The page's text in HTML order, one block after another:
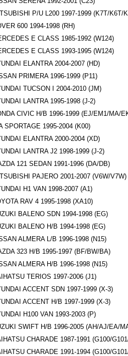
P/U L200 1997-1999 (K7T/K6T/
600 1994-1998 (RH)
E CLASS 1985-1992 (W124)
E CLASS 1993-1995 (W124)
ELANTRA 2004-2007 (HD)
PRIMERA 1996-1999 (P11)
TUCSON I 2004-2010 (JM)
LANTRA 1995-1998 (J-2)
CIVIC H/B 1996-1999 (EJ/EM1/MA/
SPORTAGE 1995-2004 (K00)
ELANTRA 2000-2004 (XD)
LANTRA J2 1998-1999 (J-2)
121 SEDAN 1991-1996 (DA/DB)
PAJERO 2001-2007 (V6W/V7W)
H1 VAN 1998-2007 (A1)
RAV 4 1995-1998 (XA10)
BALENO SDN 1994-1998 (EG)
BALENO H/B 1994-1998 (EG)
ALMERA L/B 1996-1998 (N15)
323 H/B 1995-1997 (BF/BW/BA)
ALMERA H/B 1996-1998 (N15)
TERIOS 1997-2006 (J1)
ACCENT SDN 1997-1999 (X-3)
ACCENT H/B 1997-1999 (X-3)
H100 VAN 1993-2003 (P)
SWIFT H/B 1996-2005 (AH/AJ/EA/
CHARADE 1987-1991 (G100/
CHARADE 1991-1994 (G100/